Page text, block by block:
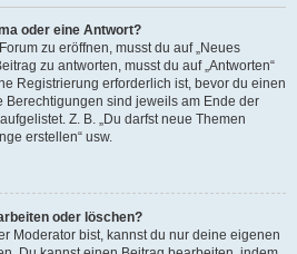
oder eine Antwort?
zu eröffnen, musst du auf „Neues
zu antworten, musst du auf „Antworten“
Registrierung erforderlich ist, bevor du einen
Berechtigungen sind jeweils am Ende der
Z. B. „Du darfst neue Themen
erstellen“ usw.
oder löschen?
Moderator bist, kannst du nur deine eigenen